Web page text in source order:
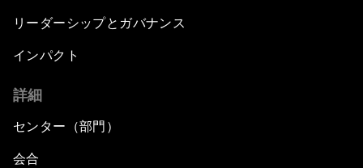
リーダーシップとガバナンス
インパクト
詳細
センター（部門）
会合